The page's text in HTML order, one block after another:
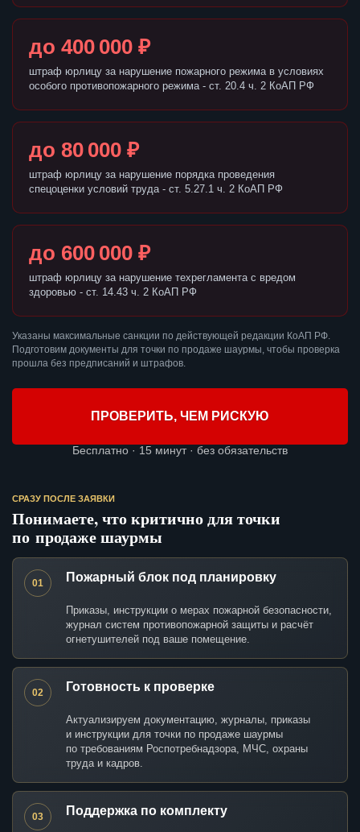
до 400 000 ₽
штраф юрлицу за нарушение пожарного режима в условиях
особого противопожарного режима - ст. 20.4 ч. 2 КоАП РФ
до 80 000 ₽
штраф юрлицу за нарушение порядка проведения
спецоценки условий труда - ст. 5.27.1 ч. 2 КоАП РФ
до 600 000 ₽
штраф юрлицу за нарушение техрегламента с вредом
здоровью - ст. 14.43 ч. 2 КоАП РФ
Указаны максимальные санкции по действующей редакции КоАП РФ.
Подготовим документы для точки по продаже шаурмы, чтобы проверка
прошла без предписаний и штрафов.
ПРОВЕРИТЬ, ЧЕМ РИСКУЮ
Бесплатно · 15 минут · без обязательств
СРАЗУ ПОСЛЕ ЗАЯВКИ
Понимаете, что критично для точки
по продаже шаурмы
01 Пожарный блок под планировку
Приказы, инструкции о мерах пожарной безопасности,
журнал систем противопожарной защиты и расчёт
огнетушителей под ваше помещение.
02 Готовность к проверке
Актуализируем документацию, журналы, приказы
и инструкции для точки по продаже шаурмы
по требованиям Роспотребнадзора, МЧС, охраны
труда и кадров.
03 Поддержка по комплекту